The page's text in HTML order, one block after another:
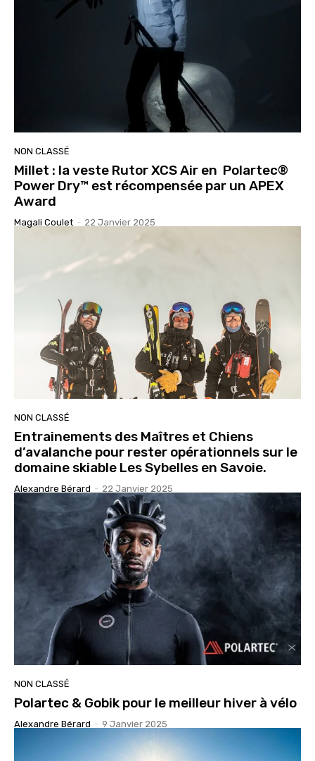
NON CLASSÉ
Millet : la veste Rutor XCS Air en Polartec®
Power Dry™ est récompensée par un APEX
Award
Magali Coulet - 22 Janvier 2025
NON CLASSÉ
Entrainements des Maîtres et Chiens
d’avalanche pour rester opérationnels sur le
domaine skiable Les Sybelles en Savoie.
Alexandre Bérard - 22 Janvier 2025
NON CLASSÉ
Polartec & Gobik pour le meilleur hiver à vélo
Alexandre Bérard - 9 Janvier 2025